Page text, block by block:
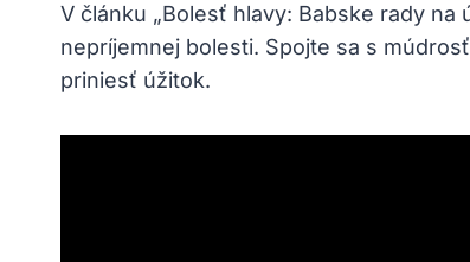
V článku „Bolesť hlavy: Babske rady
nepríjemnej bolesti. Spojte sa s
priniesť úžitok.